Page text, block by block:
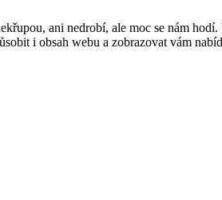
ani nedrobí, ale moc se nám
i obsah webu a zobrazovat vám